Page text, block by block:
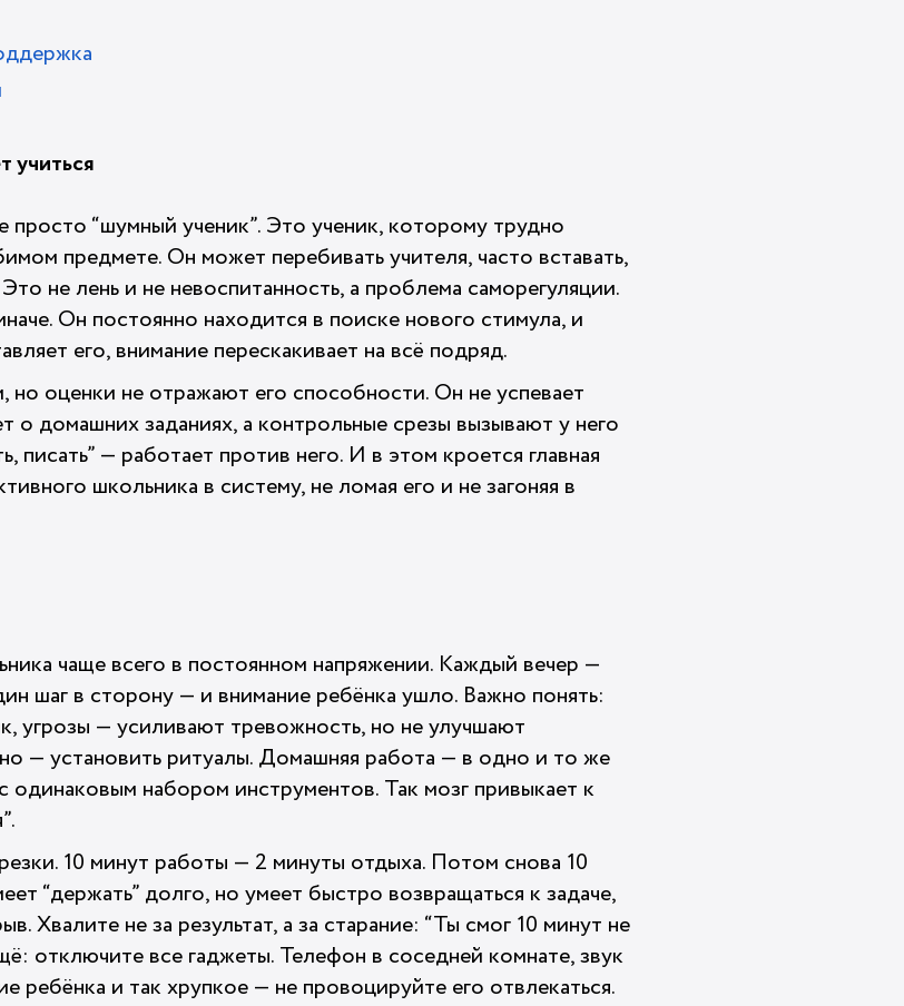
учиться
просто “шумный ученик”. Это ученик, которому трудно
предмете. Он может перебивать учителя, часто вставать,
не лень и не невоспитанность, а проблема саморегуляции.
Он постоянно находится в поиске нового стимула, и
его, внимание перескакивает на всё подряд.
оценки не отражают его способности. Он не успевает
о домашних заданиях, а контрольные срезы вызывают у него
писать” — работает против него. И в этом кроется главная
школьника в систему, не ломая его и не загоняя в
чаще всего в постоянном напряжении. Каждый вечер —
шаг в сторону — и внимание ребёнка ушло. Важно понять:
угрозы — усиливают тревожность, но не улучшают
— установить ритуалы. Домашняя работа — в одно и то же
набором инструментов. Так мозг привыкает к
10 минут работы — 2 минуты отдыха. Потом снова 10
“держать” долго, но умеет быстро возвращаться к задаче,
Хвалите не за результат, а за старание: “Ты смог 10 минут не
отключите все гаджеты. Телефон в соседней комнате, звук
ребёнка и так хрупкое — не провоцируйте его отвлекаться.